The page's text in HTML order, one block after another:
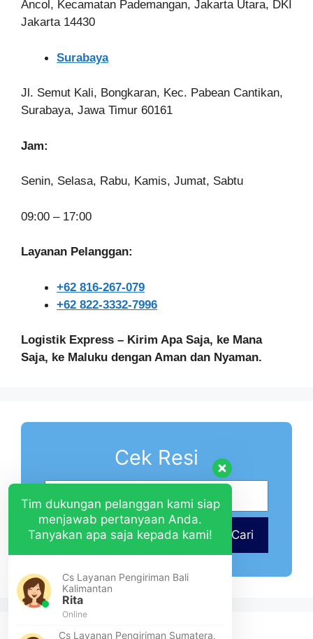
Ancol, Kecamatan Pademangan, Jakarta Utara, DKI
Jakarta 14430
Surabaya
Jl. Semut Kali, Bongkaran, Kec. Pabean Cantikan,
Surabaya, Jawa Timur 60161
Jam:
Senin, Selasa, Rabu, Kamis, Jumat, Sabtu
09:00 – 17:00
Layanan Pelanggan:
+62 816-267-079
+62 822-3332-7996
Logistik Express – Kirim Apa Saja, ke Mana
Saja, ke Maluku dengan Aman dan Nyaman.
Cek Resi
Cari
Tim dukungan pelanggan kami siap
menjawab pertanyaan Anda.
Tanyakan apa saja kepada kami!
Cs Layanan Pengiriman Bali
Kalimantan
Rita
Online
Cs Layanan Pengiriman Sumatera,